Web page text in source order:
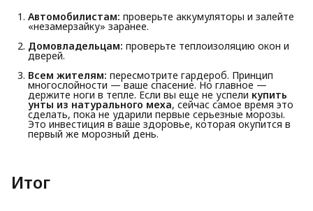
Автомобилистам: проверьте аккумуляторы и залейте
«незамерзайку» заранее.
Домовладельцам: проверьте теплоизоляцию окон и
дверей.
Всем жителям: пересмотрите гардероб. Принцип
многослойности — ваше спасение. Но главное —
держите ноги в тепле. Если вы еще не успели купить
унты из натурального меха, сейчас самое время это
сделать, пока не ударили первые серьезные морозы.
Это инвестиция в ваше здоровье, которая окупится в
первый же морозный день.
Итог